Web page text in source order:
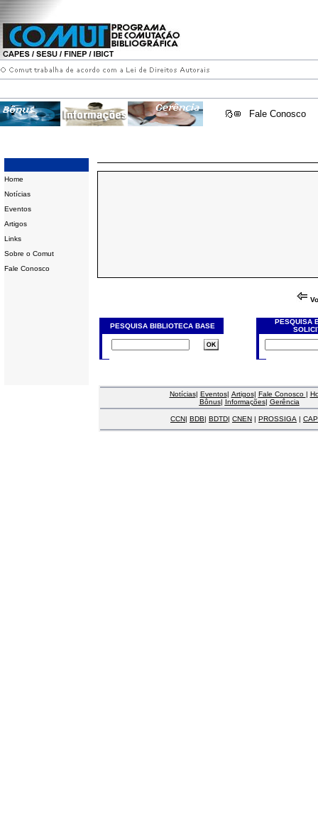
Fale Conosco
Home
Notícias
Eventos
Artigos
Links
Sobre o Comut
Fale Conosco
PESQUISA BIBLIOTECA BASE
PESQUISA
Notícias| Eventos| Artigos| Fale Conosco |
Bônus| Informações| Gerência
CCN| BDB| BDTD| CNEN | PROSSIGA |